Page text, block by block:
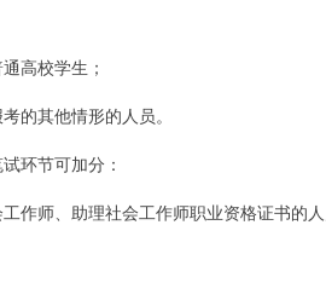
高校学生；
的其他情形的人员。
环节可加分：
作师、助理社会工作师职业资格证书的